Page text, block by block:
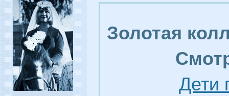
Золотая
Дети